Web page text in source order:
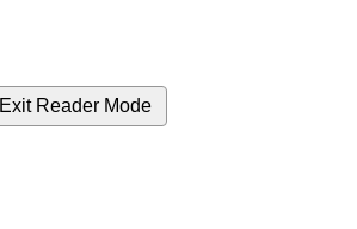
Exit Reader Mode